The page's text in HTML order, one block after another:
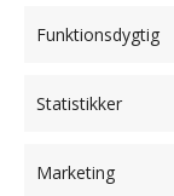
Funktionsdygtig
Statistikker
Marketing